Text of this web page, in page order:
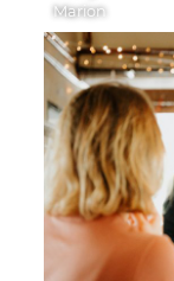
Marion